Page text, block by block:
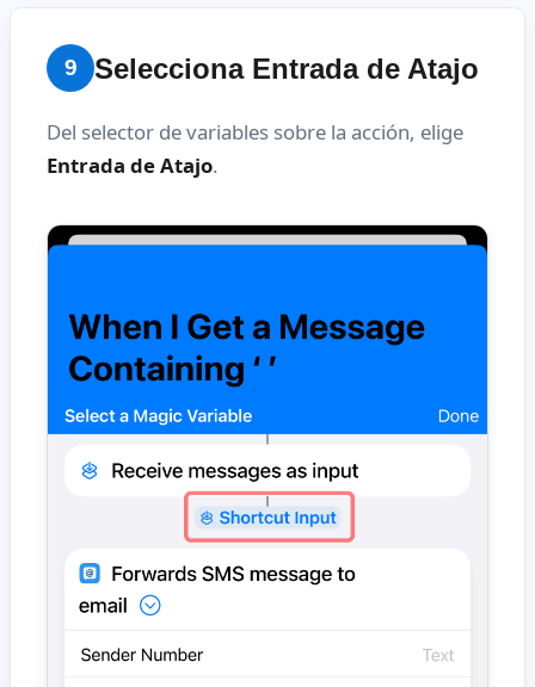
9 Selecciona Entrada de Atajo
Del selector de variables sobre la acción, elige
Entrada de Atajo.